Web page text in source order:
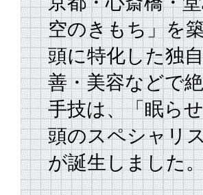
空のきもち」を
頭に特化した独
善・美容などで
手技は、「眠ら
頭のスペシャリ
が誕生しました